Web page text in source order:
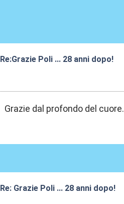
Re:Grazie Poli ... 28 anni dopo!
Grazie dal profondo del cuore.
Re: Grazie Poli ... 28 anni dopo!